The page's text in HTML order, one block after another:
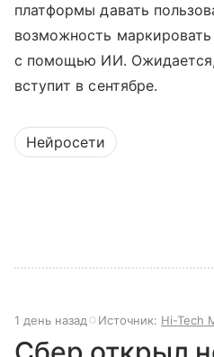
платформы давать
возможность маркировать
с помощью ИИ. Ожидается,
вступит в сентябре.
Нейросети
1 день назад Источник: Hi-Tech